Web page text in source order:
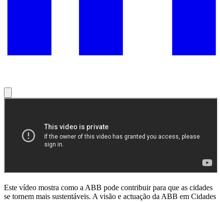
Este vídeo mostra como a ABB pode contribuir para que as cidades
se tornem mais sustentáveis. A visão e actuação da ABB em Cidades